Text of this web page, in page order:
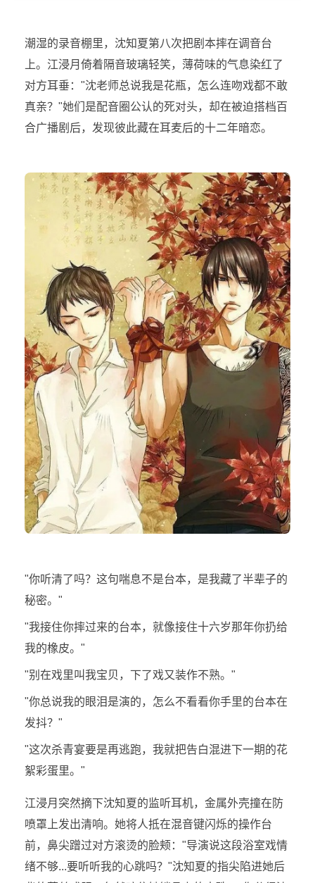
潮湿的录音棚里，沈知夏第八次把剧本摔在调音台
上。江浸月倚着隔音玻璃轻笑，薄荷味的气息染红了
对方耳垂："沈老师总说我是花瓶，怎么连吻戏都不敢
真亲？"她们是配音圈公认的死对头，却在被迫搭档百
合广播剧后，发现彼此藏在耳麦后的十二年暗恋。
"你听清了吗？这句喘息不是台本，是我藏了半辈子的
秘密。"
"我接住你摔过来的台本，就像接住十六岁那年你扔给
我的橡皮。"
"别在戏里叫我宝贝，下了戏又装作不熟。"
"你总说我的眼泪是演的，怎么不看看你手里的台本在
发抖？"
"这次杀青宴要是再逃跑，我就把告白混进下一期的花
絮彩蛋里。"
江浸月突然摘下沈知夏的监听耳机，金属外壳撞在防
喷罩上发出清响。她将人抵在混音键闪烁的操作台
前，鼻尖蹭过对方滚烫的脸颊："导演说这段浴室戏情
绪不够...要听听我的心跳吗？"沈知夏的指尖陷进她后